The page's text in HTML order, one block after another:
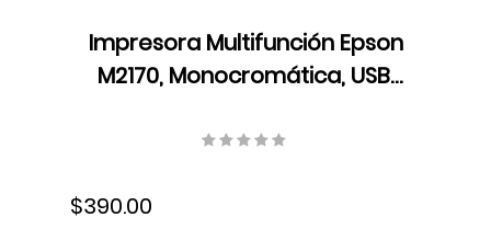
Impresora Multifunción Epson
M2170, Monocromática, USB,
C11CH43301
$390.00